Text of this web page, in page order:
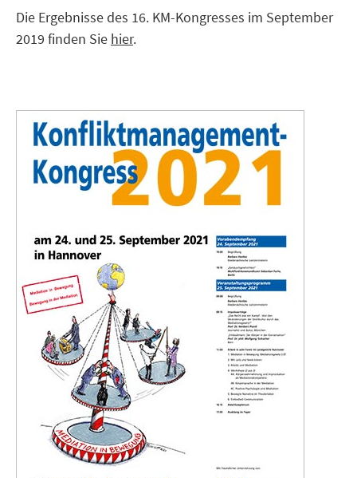
Die Ergebnisse des 16. KM-Kongresses im September
2019 finden Sie hier.